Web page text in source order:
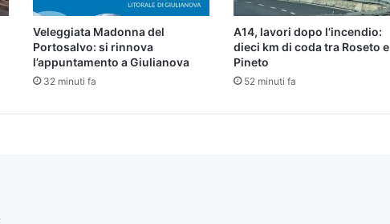
Veleggiata Madonna del
Portosalvo: si rinnova
l’appuntamento a Giulianova
32 minuti fa
A14, lavori dopo l’incendio:
dieci km di coda tra Roseto e
Pineto
52 minuti fa